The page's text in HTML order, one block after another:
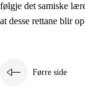
følgje det samiske
at desse rettane blir
Førre side